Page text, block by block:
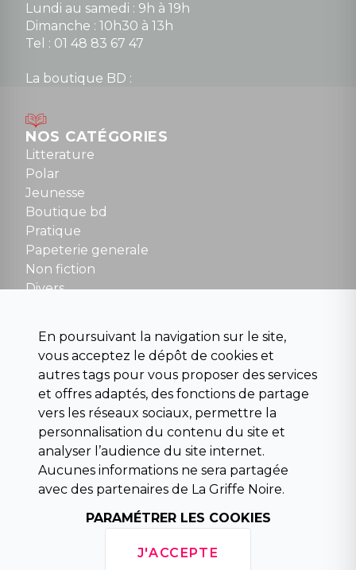
Lundi au samedi : 9h à 19h
Dimanche : 10h30 à 13h
Tel : 01 48 83 67 47
La boutique BD :
Mardi au samedi : 10h à 13h / 14h à 19h
Dimanche : 10h30 à 12h30
Tel : 01 48 89 13 88
Fermé le dimanche en Juillet et Août
NOUS CONTACTER
contact@la-griffe-noire.com
NOS CATÉGORIES
Litterature
Polar
Jeunesse
Boutique bd
Pratique
Papeterie generale
Non fiction
Divers
Para scolaire
Histoire
Pochoteque
Pleiade
INFORMATIONS
Droit de rétractation
Conditions générales de vente
Mentions légales
Horaires d'ouverture
En poursuivant la navigation sur le site,
vous acceptez le dépôt de cookies et
autres tags pour vous proposer des services
et offres adaptés, des fonctions de partage
vers les réseaux sociaux, permettre la
personnalisation du contenu du site et
analyser l’audience du site internet.
Aucunes informations ne sera partagée
avec des partenaires de La Griffe Noire.
PARAMÉTRER LES COOKIES
J'ACCEPTE